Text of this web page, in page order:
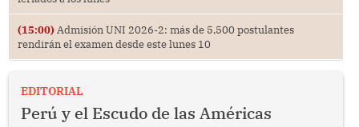
(15:00) Admisión UNI 2026-2: más de 5,500 postulantes
rendirán el examen desde este lunes 10
EDITORIAL
Perú y el Escudo de las Américas